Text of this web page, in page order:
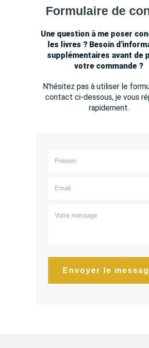
Formulaire de
Une question à me poser
les livres ? Besoin
supplémentaires avant de
votre commande ?
N'hésitez pas à utiliser le
contact ci-dessous, je vous
rapidement.
Envoyer le